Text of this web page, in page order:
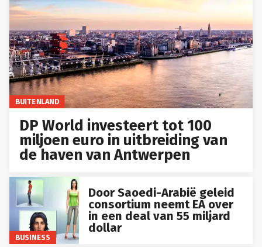
BUITENLAND
DP World investeert tot 100
miljoen euro in uitbreiding van
de haven van Antwerpen
BUSINESS
Door Saoedi-Arabië geleid
consortium neemt EA over
in een deal van 55 miljard
dollar